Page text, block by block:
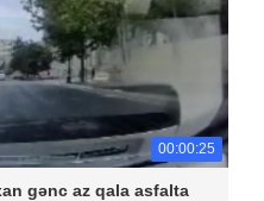
00:00:25
gənc az qala asfalta